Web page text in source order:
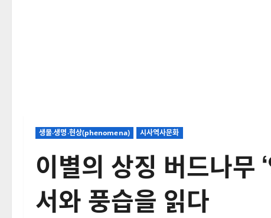
생물‧생명‧현상(phenomena) 시사역사문화
이별의 상징 버드나무
서와 풍습을 읽다